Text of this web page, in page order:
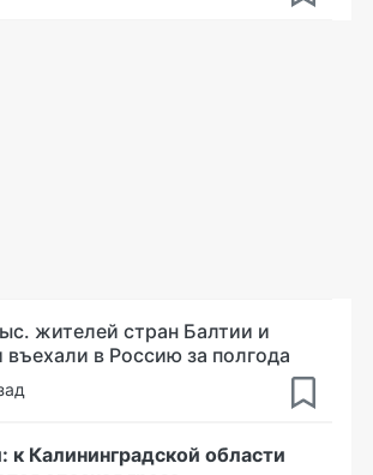
жителей стран Балтии и
в Россию за полгода
к Калининградской области